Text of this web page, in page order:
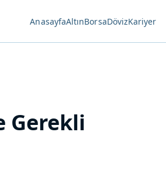
AnasayfaAltınBorsaDövizKariyer
Gerekli